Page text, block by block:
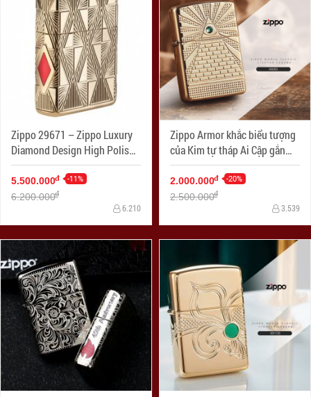
Zippo 29671 – Zippo Luxury
Diamond Design High Polish
Gold Plate
5.500.000đ -11%
6.200.000đ
6.210
Zippo Armor khắc biểu tượng
của Kim tự tháp Ai Cập gắn
Viên pha lê Swarovski
2.000.000đ -20%
2.500.000đ
3.539